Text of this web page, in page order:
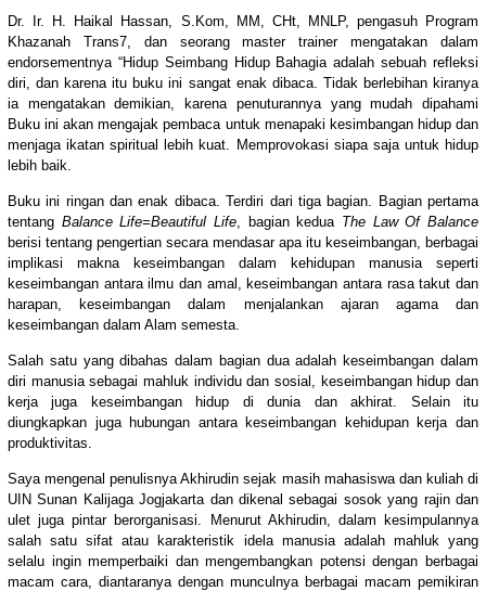
Dr. Ir. H. Haikal Hassan, S.Kom, MM, CHt, MNLP, pengasuh Program
Khazanah Trans7, dan seorang master trainer mengatakan dalam
endorsementnya “Hidup Seimbang Hidup Bahagia adalah sebuah refleksi
diri, dan karena itu buku ini sangat enak dibaca. Tidak berlebihan kiranya
ia mengatakan demikian, karena penuturannya yang mudah dipahami
Buku ini akan mengajak pembaca untuk menapaki kesimbangan hidup dan
menjaga ikatan spiritual lebih kuat. Memprovokasi siapa saja untuk hidup
lebih baik.
Buku ini ringan dan enak dibaca. Terdiri dari tiga bagian. Bagian pertama
tentang Balance Life=Beautiful Life, bagian kedua The Law Of Balance
berisi tentang pengertian secara mendasar apa itu keseimbangan, berbagai
implikasi makna keseimbangan dalam kehidupan manusia seperti
keseimbangan antara ilmu dan amal, keseimbangan antara rasa takut dan
harapan, keseimbangan dalam menjalankan ajaran agama dan
keseimbangan dalam Alam semesta.
Salah satu yang dibahas dalam bagian dua adalah keseimbangan dalam
diri manusia sebagai mahluk individu dan sosial, keseimbangan hidup dan
kerja juga keseimbangan hidup di dunia dan akhirat. Selain itu
diungkapkan juga hubungan antara keseimbangan kehidupan kerja dan
produktivitas.
Saya mengenal penulisnya Akhirudin sejak masih mahasiswa dan kuliah di
UIN Sunan Kalijaga Jogjakarta dan dikenal sebagai sosok yang rajin dan
ulet juga pintar berorganisasi. Menurut Akhirudin, dalam kesimpulannya
salah satu sifat atau karakteristik idela manusia adalah mahluk yang
selalu ingin memperbaiki dan mengembangkan potensi dengan berbagai
macam cara, diantaranya dengan munculnya berbagai macam pemikiran